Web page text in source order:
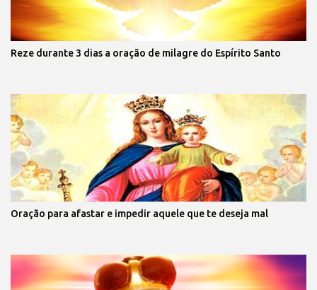
Reze durante 3 dias a oração de milagre do Espírito Santo
Oração para afastar e impedir aquele que te deseja mal